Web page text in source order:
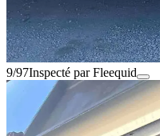
9/97Inspecté par Fleequid